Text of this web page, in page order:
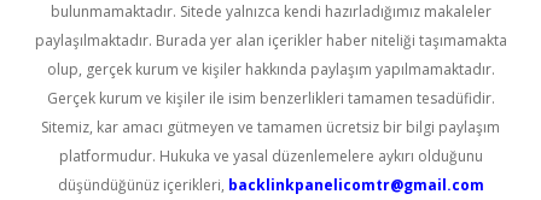
bulunmamaktadır. Sitede yalnızca kendi hazırladığımız makaleler
paylaşılmaktadır. Burada yer alan içerikler haber niteliği taşımamakta
olup, gerçek kurum ve kişiler hakkında paylaşım yapılmamaktadır.
Gerçek kurum ve kişiler ile isim benzerlikleri tamamen tesadüfidir.
Sitemiz, kar amacı gütmeyen ve tamamen ücretsiz bir bilgi paylaşım
platformudur. Hukuka ve yasal düzenlemelere aykırı olduğunu
düşündüğünüz içerikleri, backlinkpanelicomtr@gmail.com